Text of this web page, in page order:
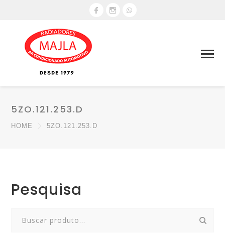
5ZO.121.253.D
HOME 5ZO.121.253.D
Pesquisa